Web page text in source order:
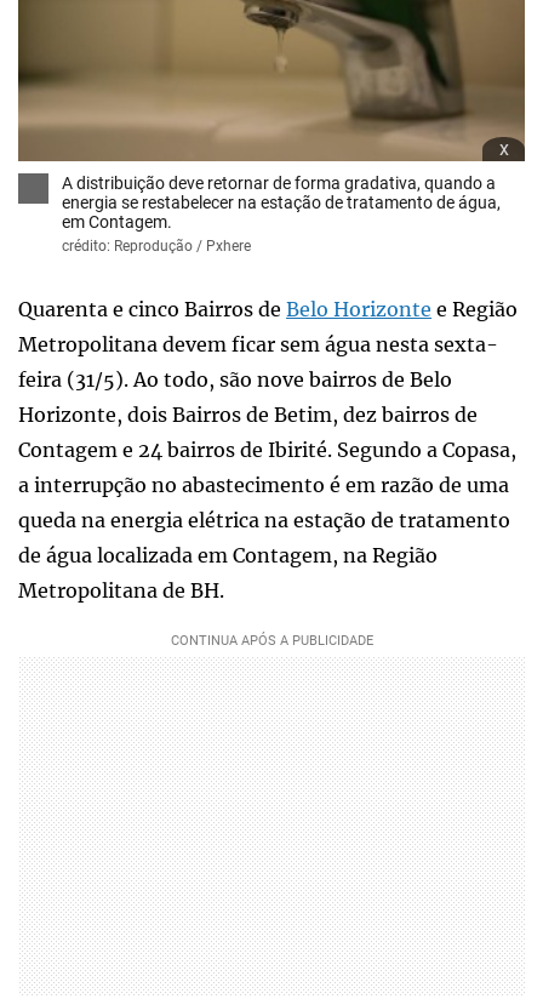
x
A distribuição deve retornar de forma gradativa, quando a
energia se restabelecer na estação de tratamento de água,
em Contagem.
crédito: Reprodução / Pxhere
Quarenta e cinco Bairros de Belo Horizonte e Região
Metropolitana devem ficar sem água nesta sexta-
feira (31/5). Ao todo, são nove bairros de Belo
Horizonte, dois Bairros de Betim, dez bairros de
Contagem e 24 bairros de Ibirité. Segundo a Copasa,
a interrupção no abastecimento é em razão de uma
queda na energia elétrica na estação de tratamento
de água localizada em Contagem, na Região
Metropolitana de BH.